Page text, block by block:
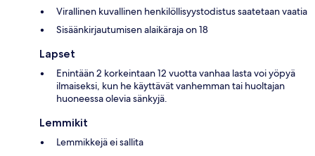
Virallinen kuvallinen henkilöllisyystodistus saatetaan vaatia
Sisäänkirjautumisen alaikäraja on 18
Lapset
Enintään 2 korkeintaan 12 vuotta vanhaa lasta voi yöpyä
ilmaiseksi, kun he käyttävät vanhemman tai huoltajan
huoneessa olevia sänkyjä.
Lemmikit
Lemmikkejä ei sallita